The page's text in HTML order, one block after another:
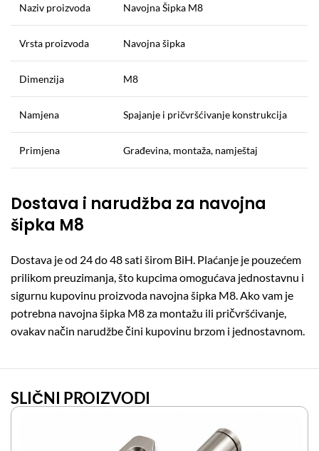
Naziv proizvoda Navojna Šipka M8
Vrsta proizvoda Navojna šipka
Dimenzija M8
Namjena Spajanje i pričvršćivanje konstrukcija
Primjena Građevina, montaža, namještaj
Dostava i narudžba za navojna
šipka M8
Dostava je od 24 do 48 sati širom BiH. Plaćanje je pouzećem
prilikom preuzimanja, što kupcima omogućava jednostavnu i
sigurnu kupovinu proizvoda navojna šipka M8. Ako vam je
potrebna navojna šipka M8 za montažu ili pričvršćivanje,
ovakav način narudžbe čini kupovinu brzom i jednostavnom.
SLIČNI PROIZVODI